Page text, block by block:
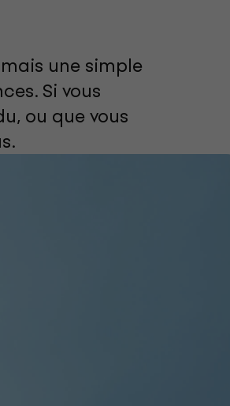
une simple
Si vous
ou que vous